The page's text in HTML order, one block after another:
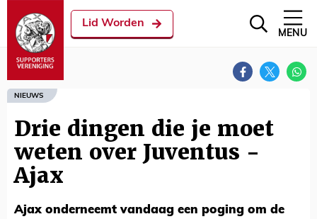
Lid Worden
MENU
NIEUWS
Drie dingen die je moet
weten over Juventus -
Ajax
Ajax onderneemt vandaag een poging om de